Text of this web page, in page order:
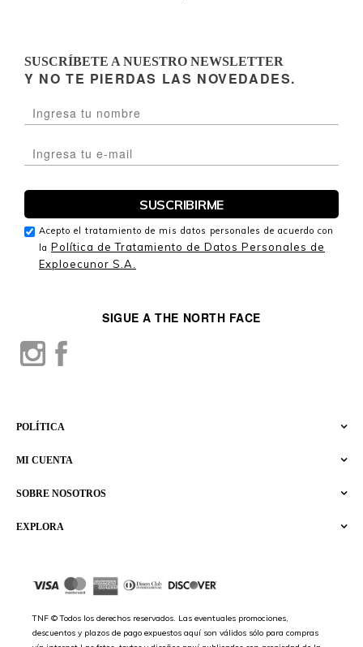
EXPLORA
SOBRE NOSOTROS
MI CUENTA
POLÍTICA
SIGUE A THE NORTH FACE
TNF © Todos los derechos reservados. Las eventuales promociones,
descuentos y plazos de pago expuestos aquí son válidos sólo para compras
SUSCRÍBETE A NUESTRO NEWSLETTER
Y NO TE PIERDAS LAS NOVEDADES.
Acepto el tratamiento de mis datos personales de acuerdo con
la Política de Tratamiento de Datos Personales de
Exploecunor S.A.